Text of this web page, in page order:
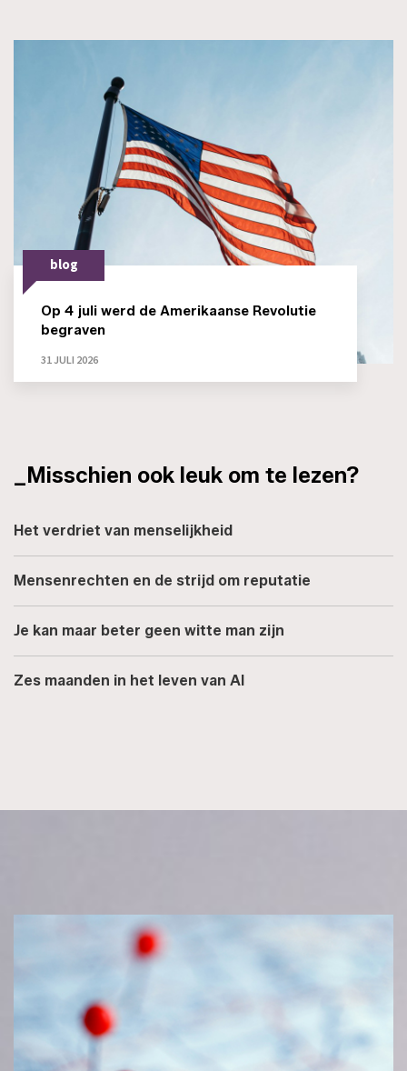
blog
Op 4 juli werd de Amerikaanse Revolutie
begraven
31 JULI 2026
_Misschien ook leuk om te lezen?
Het verdriet van menselijkheid
Mensenrechten en de strijd om reputatie
Je kan maar beter geen witte man zijn
Zes maanden in het leven van AI